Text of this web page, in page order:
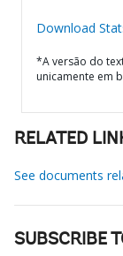
Download
*A versão do
unicamente em
RELATED
See documents
SUBSCRIBE